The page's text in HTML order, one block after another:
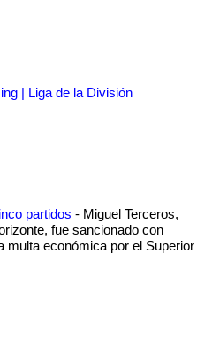
| Liga de la División
partidos - Miguel Terceros,
fue sancionado con
multa económica por el Superior